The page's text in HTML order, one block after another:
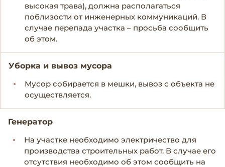
высокая трава), должна располагаться
поблизости от инженерных коммуникаций. В
случае перепада участка – просьба сообщить
об этом.
Уборка и вывоз мусора
Мусор собирается в мешки, вывоз с объекта не
осуществляется.
Генератор
На участке необходимо электричество для
производства строительных работ. В случае его
отсутствия необходимо об этом сообщить на